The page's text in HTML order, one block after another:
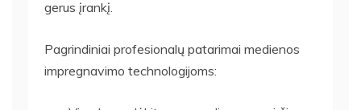
gerus įrankį.
Pagrindiniai profesionalų patarimai medienos
impregnavimo technologijoms: